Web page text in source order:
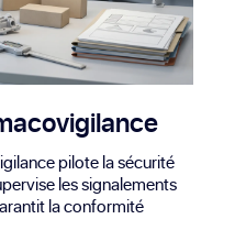
pilote la sécurité
les signalements
la conformité